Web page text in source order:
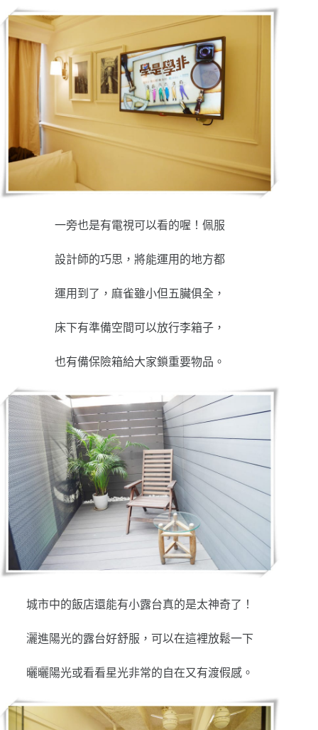
一旁也是有電視可以看的喔！佩服
設計師的巧思，將能運用的地方都
運用到了，麻雀雖小但五臟俱全，
床下有準備空間可以放行李箱子，
也有備保險箱給大家鎖重要物品。
城市中的飯店還能有小露台真的是太神奇了！
灑進陽光的露台好舒服，可以在這裡放鬆一下
曬曬陽光或看看星光非常的自在又有渡假感。